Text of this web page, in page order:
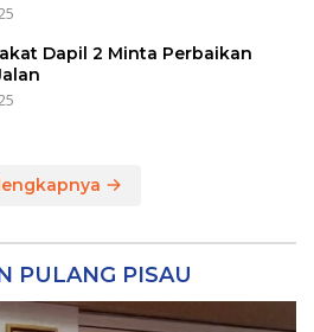
Dapil 2 Minta Perbaikan
PULANG PISAU